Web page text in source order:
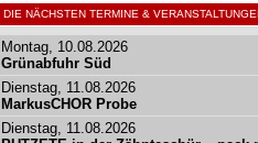
DIE NÄCHSTEN TERMINE &
Montag, 10.08.2026
Grünabfuhr Süd
Dienstag, 11.08.2026
MarkusCHOR Probe
Dienstag, 11.08.2026